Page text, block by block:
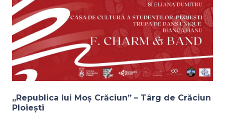
„Republica lui Moș Crăciun” – Târg de Crăciun
Ploiești